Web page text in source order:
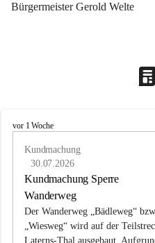
Bürgermeister Gerold Welte
L
vor 1 Woche
Kundmachung
30.07.2026
Kundmachung Sperre
Wanderweg
Der Wanderweg „Bädleweg“
„Wiesweg“ wird auf der
Laterns-Thal ausgebaut.